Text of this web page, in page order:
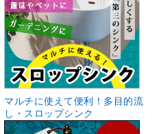
マルチに使えて便利！多目的流
し・スロップシンク